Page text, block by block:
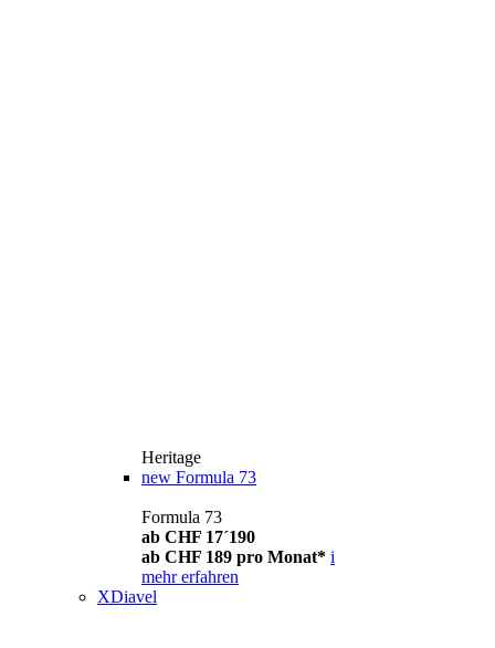
Heritage
new Formula 73
Formula 73
ab CHF 17´190
ab CHF 189 pro Monat* i
mehr erfahren
XDiavel